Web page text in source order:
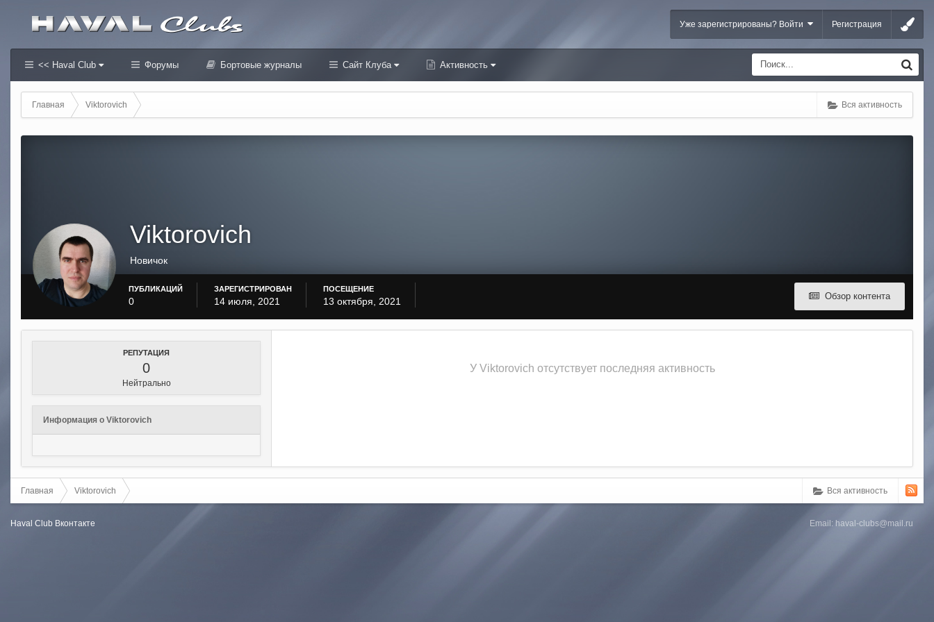
Уже зарегистрированы? Войти Регистрация
<< Haval Club Форумы Бортовые журналы Сайт Клуба Активность
Вся активность
Главная Viktorovich
Viktorovich
Новичок
Обзор контента
ПУБЛИКАЦИЙ
0
ЗАРЕГИСТРИРОВАН
14 июля, 2021
ПОСЕЩЕНИЕ
13 октября, 2021
РЕПУТАЦИЯ
0
Нейтрально
Информация о Viktorovich
У Viktorovich отсутствует последняя активность
Вся активность
Главная Viktorovich
Haval Club Вконтакте Email: haval-clubs@mail.ru